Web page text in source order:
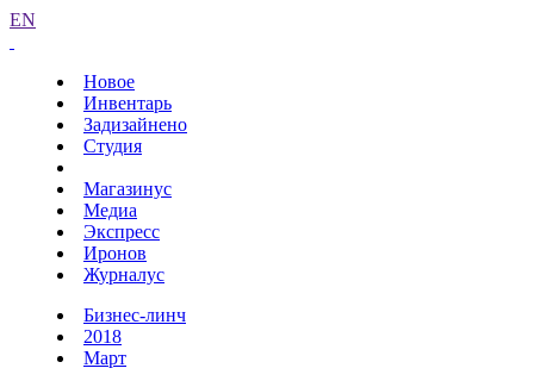
EN
Новое
Инвентарь
Задизайнено
Студия
Магазинус
Медиа
Экспресс
Иронов
Журналус
Бизнес-линч
2018
Март